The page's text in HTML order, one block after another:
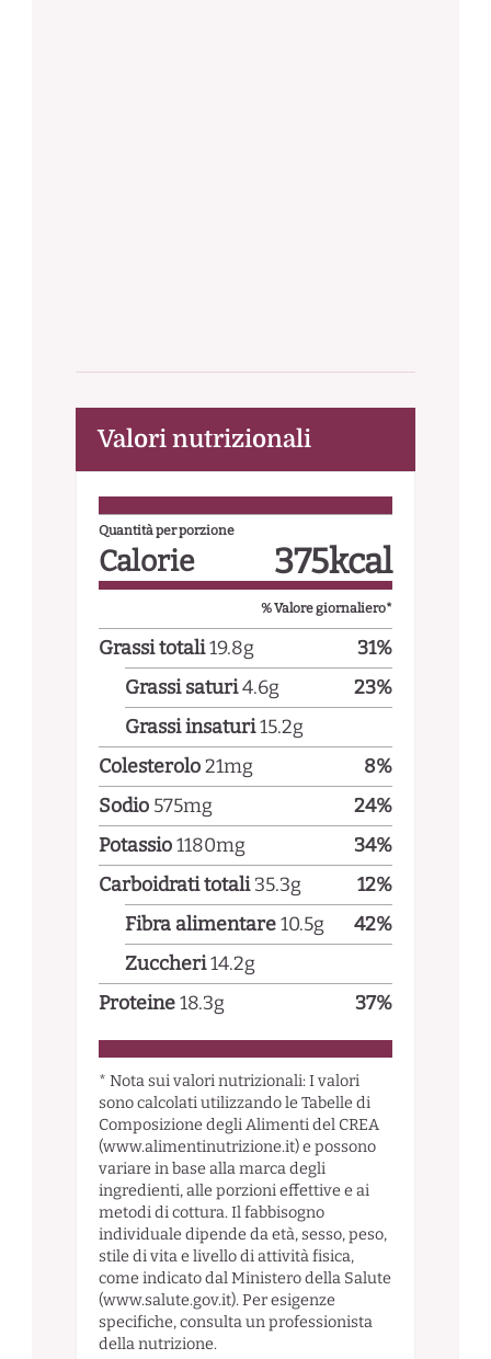
Valori nutrizionali
Quantità per porzione
Calorie 375kcal
% Valore giornaliero*
Grassi totali19.8g 31%
Grassi saturi4.6g 23%
Grassi insaturi15.2g
Colesterolo21mg 8%
Sodio 575mg 24%
Potassio1180mg 34%
Carboidrati totali 35.3g 12%
Fibra alimentare10.5g 42%
Zuccheri14.2g
Proteine18.3g 37%
* Nota sui valori nutrizionali: I valori
sono calcolati utilizzando le Tabelle di
Composizione degli Alimenti del CREA
(www.alimentinutrizione.it) e possono
variare in base alla marca degli
ingredienti, alle porzioni effettive e ai
metodi di cottura. Il fabbisogno
individuale dipende da età, sesso, peso,
stile di vita e livello di attività fisica,
come indicato dal Ministero della Salute
(www.salute.gov.it). Per esigenze
specifiche, consulta un professionista
della nutrizione.